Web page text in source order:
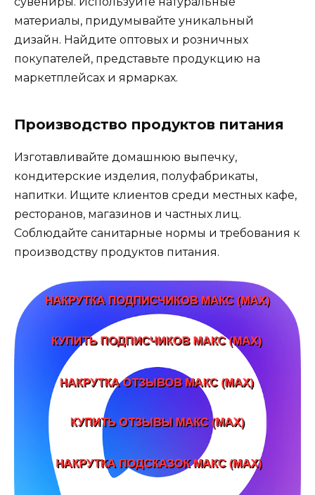
материалы, придумывайте уникальный
дизайн. Найдите оптовых и розничных
покупателей, представьте продукцию на
маркетплейсах и ярмарках.
Производство продуктов питания
Изготавливайте домашнюю выпечку,
кондитерские изделия, полуфабрикаты,
напитки. Ищите клиентов среди местных кафе,
ресторанов, магазинов и частных лиц.
Соблюдайте санитарные нормы и требования к
производству продуктов питания.